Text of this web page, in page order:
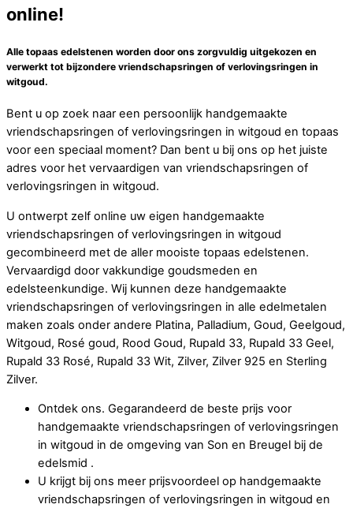
online!
Alle topaas edelstenen worden door ons zorgvuldig uitgekozen en
verwerkt tot bijzondere vriendschapsringen of verlovingsringen in
witgoud.
Bent u op zoek naar een persoonlijk handgemaakte
vriendschapsringen of verlovingsringen in witgoud en topaas
voor een speciaal moment? Dan bent u bij ons op het juiste
adres voor het vervaardigen van vriendschapsringen of
verlovingsringen in witgoud.
U ontwerpt zelf online uw eigen handgemaakte
vriendschapsringen of verlovingsringen in witgoud
gecombineerd met de aller mooiste topaas edelstenen.
Vervaardigd door vakkundige goudsmeden en
edelsteenkundige. Wij kunnen deze handgemaakte
vriendschapsringen of verlovingsringen in alle edelmetalen
maken zoals onder andere Platina, Palladium, Goud, Geelgoud,
Witgoud, Rosé goud, Rood Goud, Rupald 33, Rupald 33 Geel,
Rupald 33 Rosé, Rupald 33 Wit, Zilver, Zilver 925 en Sterling
Zilver.
Ontdek ons. Gegarandeerd de beste prijs voor
handgemaakte vriendschapsringen of verlovingsringen
in witgoud in de omgeving van Son en Breugel bij de
edelsmid .
U krijgt bij ons meer prijsvoordeel op handgemaakte
vriendschapsringen of verlovingsringen in witgoud en